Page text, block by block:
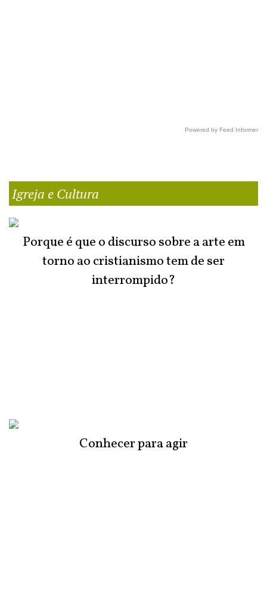
Powered by Feed Informer
Igreja e Cultura
Porque é que o discurso sobre a arte em
torno ao cristianismo tem de ser
interrompido?
Conhecer para agir